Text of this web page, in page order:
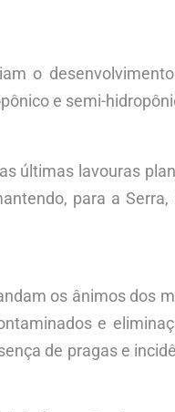
o
e semi-
últimas lavouras
para a
os ânimos dos
e
de pragas e